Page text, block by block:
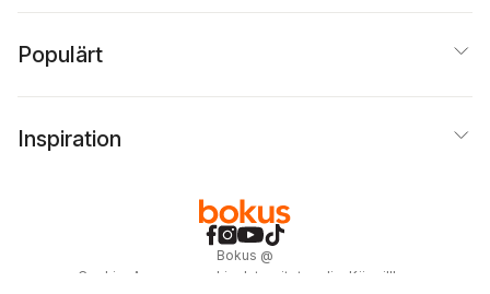
Populärt
Inspiration
Bokus @
Cookies
Anpassa cookies Integritetspolicy Köpvillkor